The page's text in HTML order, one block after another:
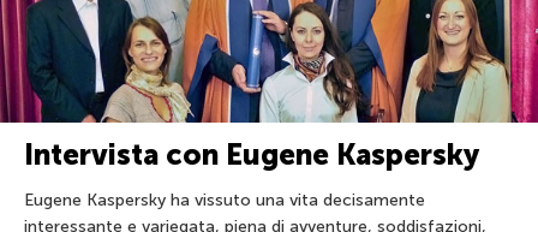
Intervista con Eugene Kaspersky
Eugene Kaspersky ha vissuto una vita decisamente
interessante e variegata, piena di avventure, soddisfazioni,